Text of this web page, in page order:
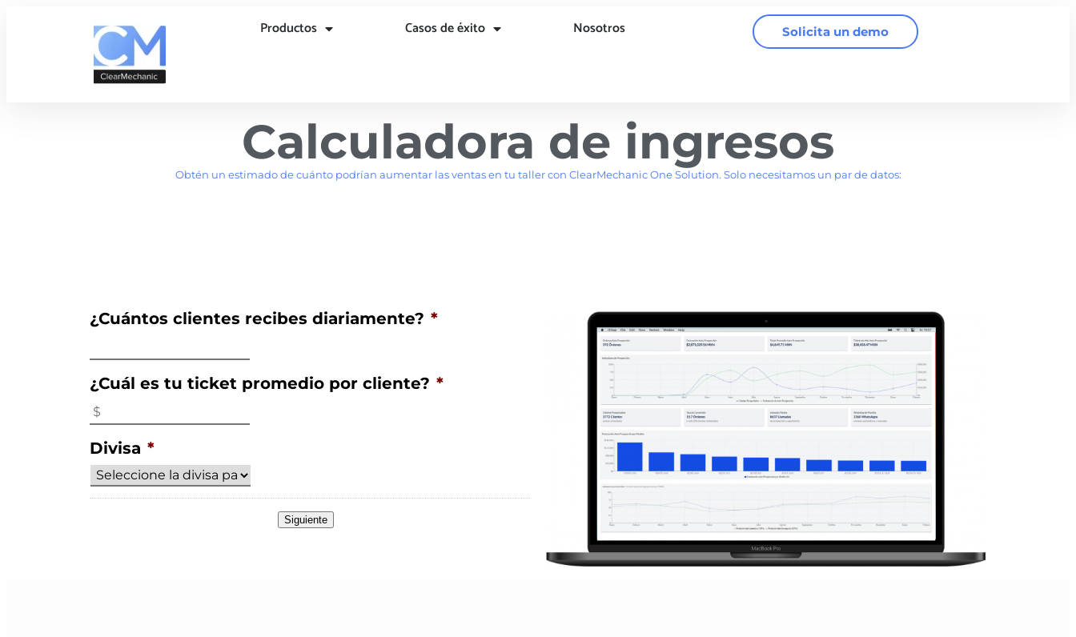
Productos Casos de éxito Nosotros Solicita un demo
Calculadora de ingresos
Obtén un estimado de cuánto podrían aumentar las ventas en tu taller con ClearMechanic One Solution. Solo necesitamos un par de datos:
¿Cuántos clientes recibes diariamente? *
¿Cuál es tu ticket promedio por cliente? *
Divisa *
Siguiente